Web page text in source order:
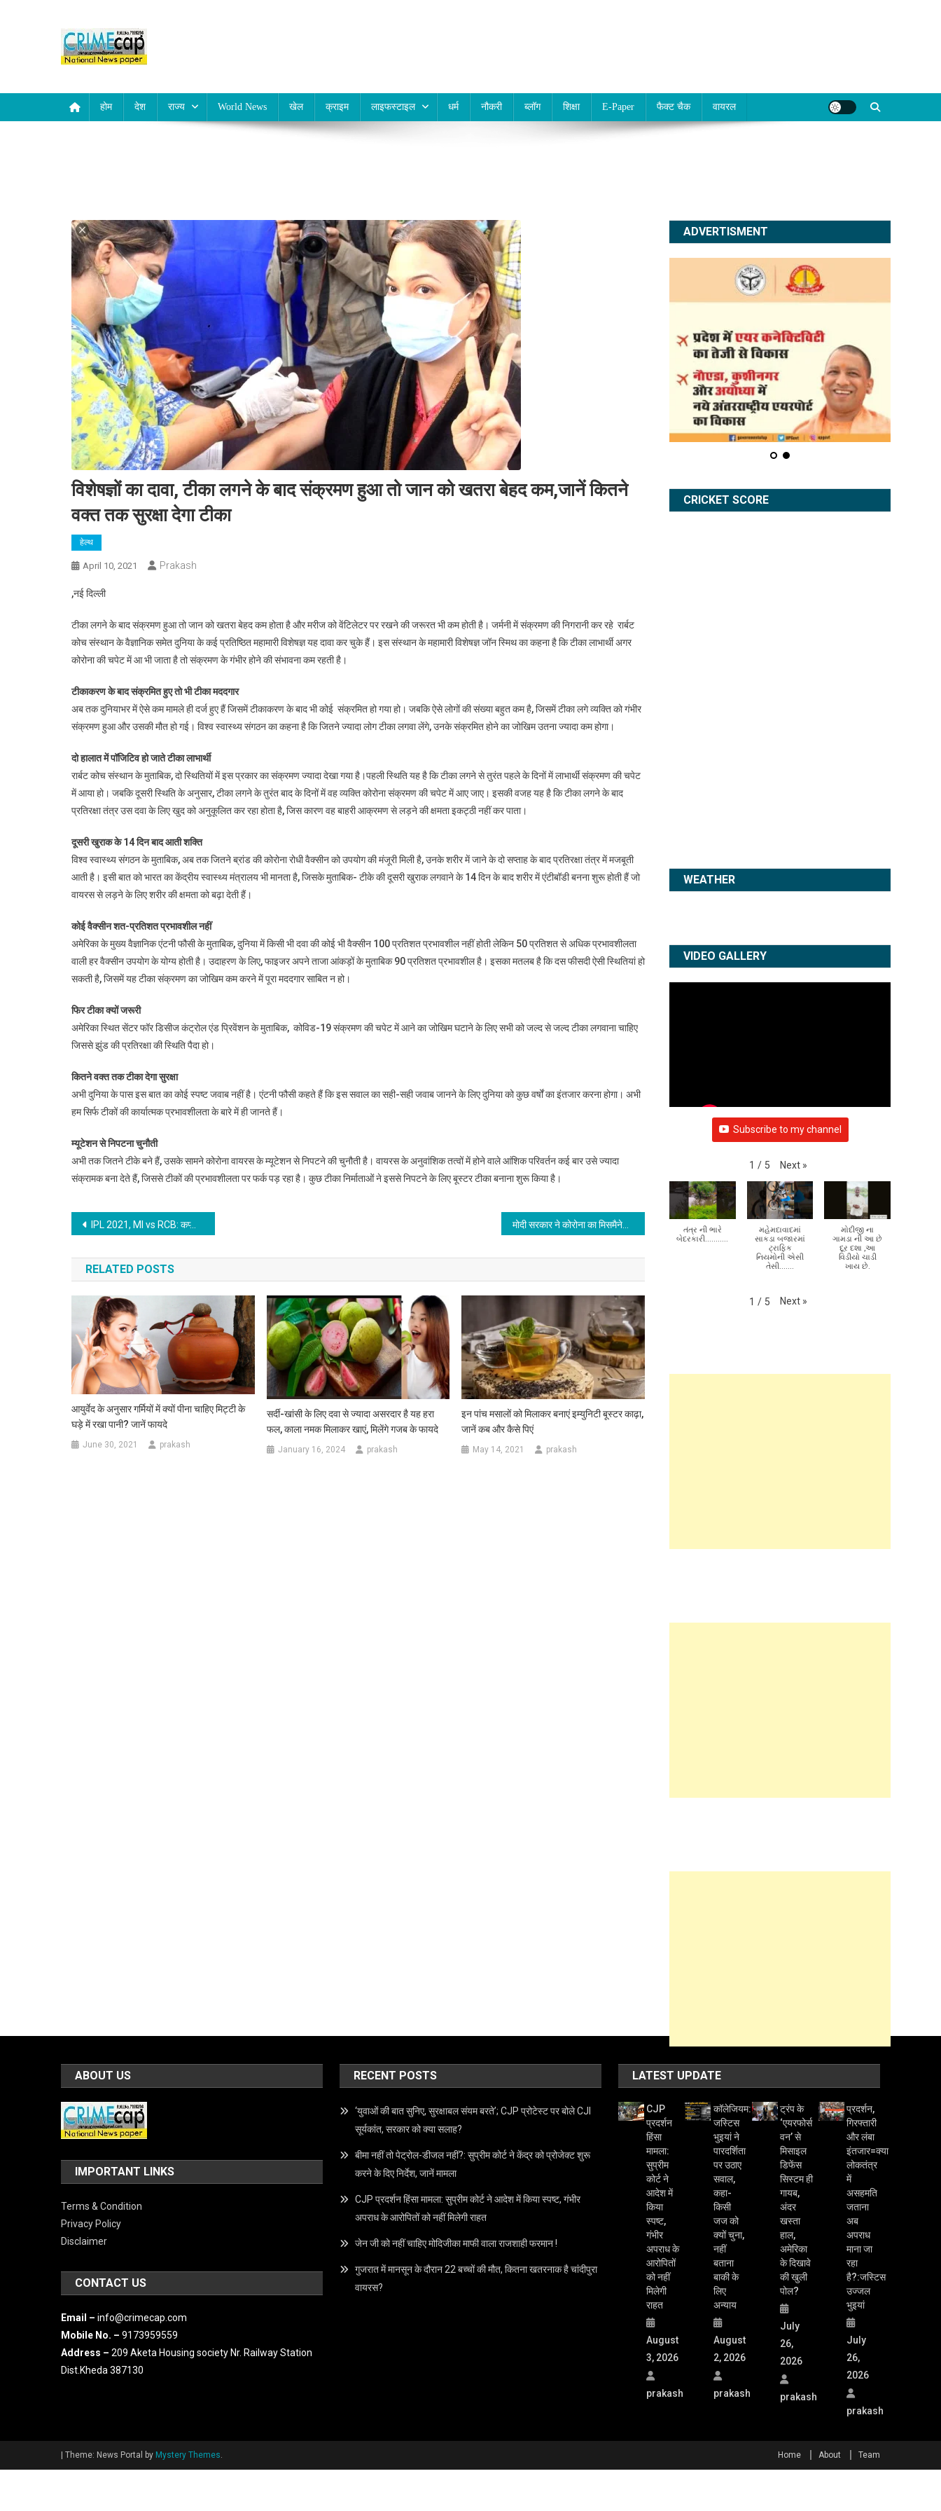
होम देश राज्य World News खेल क्राइम लाइफस्टाइल धर्म नौकरी ब्लॉग शिक्षा E-Paper फैक्ट चैक वायरल
विशेषज्ञों का दावा, टीका लगने के बाद संक्रमण हुआ तो जान को खतरा बेहद कम,जानें कितने
वक्त तक सुरक्षा देगा टीका
हेल्थ
April 10, 2021 Prakash
,नई दिल्ली
टीका लगने के बाद संक्रमण हुआ तो जान को खतरा बेहद कम होता है और मरीज को वेंटिलेटर पर रखने की जरूरत भी कम होती है। जर्मनी में संक्रमण की निगरानी कर रहे रार्बट
कोच संस्थान के वैज्ञानिक समेत दुनिया के कई प्रतिष्ठित महामारी विशेषज्ञ यह दावा कर चुके हैं। इस संस्थान के महामारी विशेषज्ञ जॉन स्मिथ का कहना है कि टीका लाभार्थी अगर
कोरोना की चपेट में आ भी जाता है तो संक्रमण के गंभीर होने की संभावना कम रहती है।
टीकाकरण के बाद संक्रमित हुए तो भी टीका मददगार
अब तक दुनियाभर में ऐसे कम मामले ही दर्ज हुए हैं जिसमें टीकाकरण के बाद भी कोई संक्रमित हो गया हो। जबकि ऐसे लोगों की संख्या बहुत कम है, जिसमें टीका लगे व्यक्ति को गंभीर
संक्रमण हुआ और उसकी मौत हो गई। विश्व स्वास्थ्य संगठन का कहना है कि जितने ज्यादा लोग टीका लगवा लेंगे, उनके संक्रमित होने का जोखिम उतना ज्यादा कम होगा।
दो हालात में पॉजिटिव हो जाते टीका लाभार्थी
रार्बट कोच संस्थान के मुताबिक, दो स्थितियों में इस प्रकार का संक्रमण ज्यादा देखा गया है।पहली स्थिति यह है कि टीका लगने से तुरंत पहले के दिनों में लाभार्थी संक्रमण की चपेट
में आया हो। जबकि दूसरी स्थिति के अनुसार, टीका लगने के तुरंत बाद के दिनों में वह व्यक्ति कोरोना संक्रमण की चपेट में आए जाए। इसकी वजह यह है कि टीका लगने के बाद
प्रतिरक्षा तंत्र उस दवा के लिए खुद को अनुकूलित कर रहा होता है, जिस कारण वह बाहरी आक्रमण से लड़ने की क्षमता इकट्ठी नहीं कर पाता।
दूसरी खुराक के 14 दिन बाद आती शक्ति
विश्व स्वास्थ्य संगठन के मुताबिक, अब तक जितने ब्रांड की कोरोना रोधी वैक्सीन को उपयोग की मंजूरी मिली है, उनके शरीर में जाने के दो सप्ताह के बाद प्रतिरक्षा तंत्र में मजबूती
आती है। इसी बात को भारत का केंद्रीय स्वास्थ्य मंत्रालय भी मानता है, जिसके मुताबिक- टीके की दूसरी खुराक लगवाने के 14 दिन के बाद शरीर में एंटीबॉडी बनना शुरू होती हैं जो
वायरस से लड़ने के लिए शरीर की क्षमता को बढ़ा देती हैं।
कोई वैक्सीन शत-प्रतिशत प्रभावशील नहीं
अमेरिका के मुख्य वैज्ञानिक एंटनी फौसी के मुताबिक, दुनिया में किसी भी दवा की कोई भी वैक्सीन 100 प्रतिशत प्रभावशील नहीं होती लेकिन 50 प्रतिशत से अधिक प्रभावशीलता
वाली हर वैक्सीन उपयोग के योग्य होती है। उदाहरण के लिए, फाइजर अपने ताजा आंकड़ों के मुताबिक 90 प्रतिशत प्रभावशील है। इसका मतलब है कि दस फीसदी ऐसी स्थितियां हो
सकती है, जिसमें यह टीका संक्रमण का जोखिम कम करने में पूरा मददगार साबित न हो।
फिर टीका क्यों जरूरी
अमेरिका स्थित सेंटर फॉर डिसीज कंट्रोल एंड प्रिवेंशन के मुताबिक, कोविड-19 संक्रमण की चपेट में आने का जोखिम घटाने के लिए सभी को जल्द से जल्द टीका लगवाना चाहिए
जिससे झुंड की प्रतिरक्षा की स्थिति पैदा हो।
कितने वक्त तक टीका देगा सुरक्षा
अभी दुनिया के पास इस बात का कोई स्पष्ट जवाब नहीं है। एंटनी फौसी कहते हैं कि इस सवाल का सही-सही जवाब जानने के लिए दुनिया को कुछ वर्षों का इंतजार करना होगा। अभी
हम सिर्फ टीकों की कार्यात्मक प्रभावशीलता के बारे में ही जानते हैं।
म्यूटेशन से निपटना चुनौती
अभी तक जितने टीके बने हैं, उसके सामने कोरोना वायरस के म्यूटेशन से निपटने की चुनौती है। वायरस के अनुवांशिक तत्वों में होने वाले आंशिक परिवर्तन कई बार उसे ज्यादा
संक्रामक बना देते हैं, जिससे टीकों की प्रभावशीलता पर फर्क पड़ रहा है। कुछ टीका निर्माताओं ने इससे निपटने के लिए बूस्टर टीका बनाना शुरू किया है।
Post
navigation
IPL 2021, MI vs RCB: कप्तान विराट कोहली की इस गलती की वजह से बदल सकता था मैच का नतीजा, मुंबई इंडियंस की पारी के समय हुई थी बड़ी चूक
RELATED POSTS
आयुर्वेद के अनुसार गर्मियों में क्यों पीना चाहिए मिट्टी के
घड़े में रखा पानी? जानें फायदे
June 30, 2021 prakash
सर्दी-खांसी के लिए दवा से ज्यादा असरदार है यह हरा
फल, काला नमक मिलाकर खाएं, मिलेंगे गजब के फायदे
January 16, 2024 prakash
इन पांच मसालों को मिलाकर बनाएं इम्युनिटी बूस्टर काढ़ा,
जानें कब और कैसे पिएं
May 14, 2021 prakash
ADVERTISMENT
CRICKET SCORE
WEATHER
VIDEO GALLERY
Subscribe to my channel
1 / 5 Next »
તંત્ર ની ભારે
બેદરકારી...........
મહેમદાવાદમાં
સાકડા બજારમાં
ટ્રાફિક
નિયમોની એસી
તેસી.......
મોદીજી ના
ગામડા ની આ છે
દૂર દશા ,આ
વિડીયો ચાડી
ખાય છે.
1 / 5 Next »
ABOUT US
IMPORTANT LINKS
Terms & Condition
Privacy Policy
Disclaimer
CONTACT US
Email –info@crimecap.com
Mobile No. – 9173959559
Address –209 Aketa Housing society Nr. Railway Station
Dist.Kheda 387130
RECENT POSTS
‘युवाओं की बात सुनिए, सुरक्षाबल संयम बरते’; CJP प्रोटेस्ट पर बोले CJI
सूर्यकांत, सरकार को क्या सलाह?
बीमा नहीं तो पेट्रोल-डीजल नहीं?: सुप्रीम कोर्ट ने केंद्र को प्रोजेक्ट शुरू
करने के दिए निर्देश, जानें मामला
CJP प्रदर्शन हिंसा मामला: सुप्रीम कोर्ट ने आदेश में किया स्पष्ट, गंभीर
अपराध के आरोपितों को नहीं मिलेगी राहत
जेन जी को नहीं चाहिए मोदिजीका माफी वाला राजशाही फरमान !
गुजरात में मानसून के दौरान 22 बच्चों की मौत, कितना खतरनाक है चांदीपुरा
वायरस?
LATEST UPDATE
CJP
प्रदर्शन
हिंसा
मामला:
सुप्रीम
कोर्ट ने
आदेश में
किया
स्पष्ट,
गंभीर
अपराध के
आरोपितों
को नहीं
मिलेगी
राहत
August
3, 2026
prakash
कॉलेजियम:
जस्टिस
भुइयां ने
पारदर्शिता
पर उठाए
सवाल,
कहा-
किसी
जज को
क्यों चुना,
नहीं
बताना
बाकी के
लिए
अन्याय
August
2, 2026
prakash
ट्रंप के
‘एयरफोर्स
वन’ से
मिसाइल
डिफेंस
सिस्टम ही
गायब,
अंदर
खस्ता
हाल,
अमेरिका
के दिखावे
की खुली
पोल?
July
26,
2026
prakash
प्रदर्शन,
गिरफ्तारी
और लंबा
इंतजार=क्या
लोकतंत्र
में
असहमति
जताना
अब
अपराध
माना जा
रहा
है?:जस्टिस
उज्जल
भुइयां
July
26,
2026
prakash
| Theme: News Portal by Mystery Themes Home About Team